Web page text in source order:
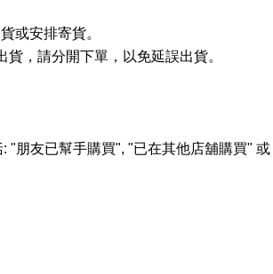
或安排寄貨。
，請分開下單，以免延誤出貨。
: "朋友已幫手購買", "已在其他店舖購買" 或